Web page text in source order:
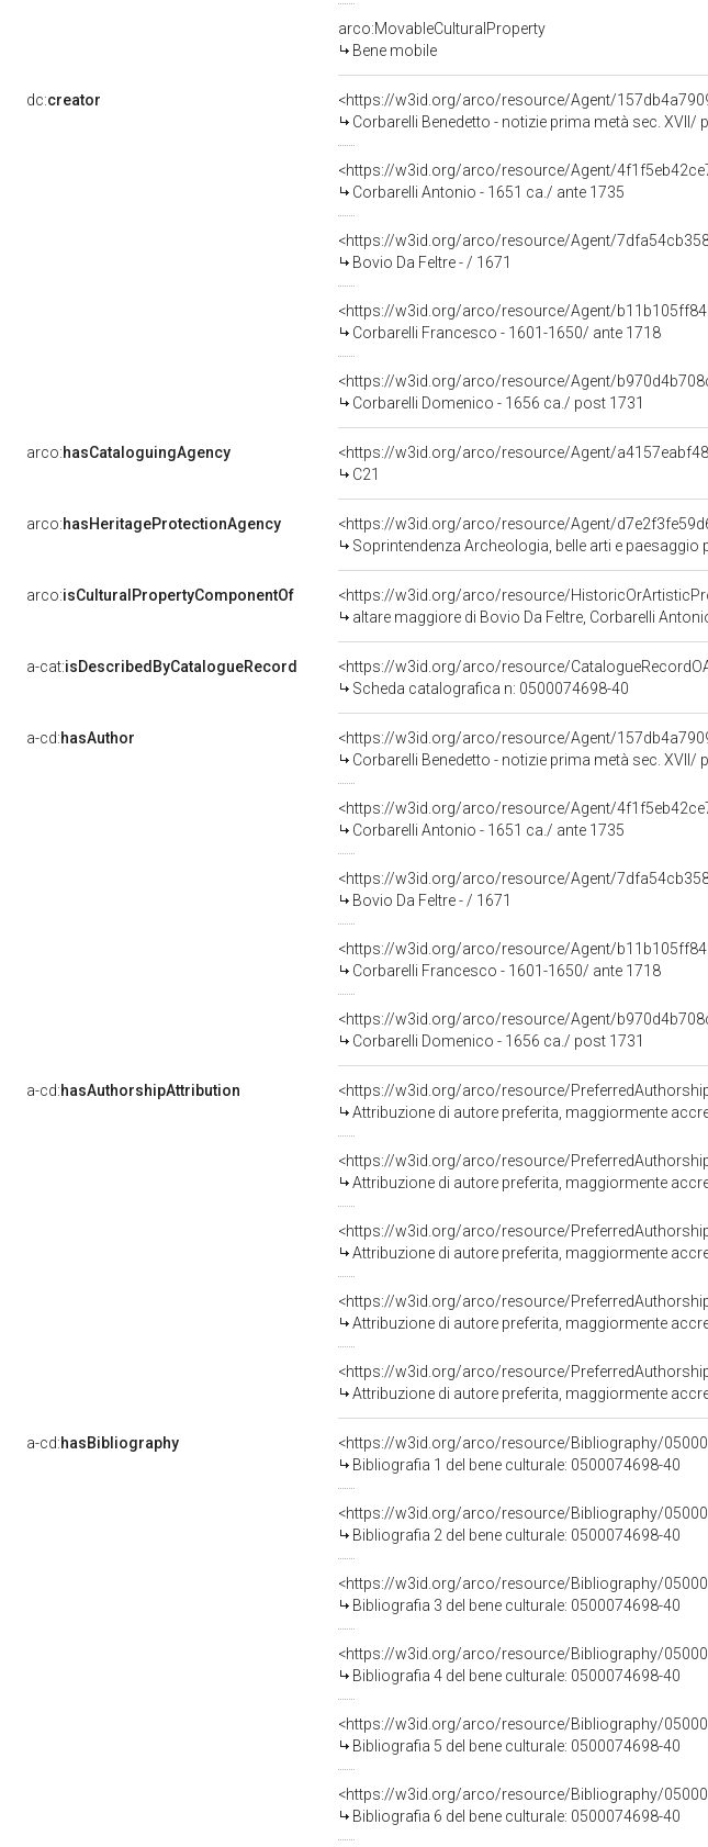
arco:MovableCulturalProperty
Bene mobile
dc:creator
<https://w3id.org/arco/resource/Agent/
Corbarelli Benedetto - notizie prima metà sec. XVII/
<https://w3id.org/arco/resource/Agent/
Corbarelli Antonio - 1651 ca./ ante 1735
<https://w3id.org/arco/resource/Agent/
Bovio Da Feltre - / 1671
<https://w3id.org/arco/resource/Agent/
Corbarelli Francesco - 1601-1650/ ante 1718
<https://w3id.org/arco/resource/Agent/
Corbarelli Domenico - 1656 ca./ post 1731
arco:hasCataloguingAgency
<https://w3id.org/arco/resource/Agent/
C21
arco:hasHeritageProtectionAgency
<https://w3id.org/arco/resource/Agent/
Soprintendenza Archeologia, belle arti e paesaggio
arco:isCulturalPropertyComponentOf
<https://w3id.org/arco/resource/
altare maggiore di Bovio Da Feltre, Corbarelli
a-cat:isDescribedByCatalogueRecord
<https://w3id.org/arco/resource/
Scheda catalografica n: 0500074698-40
a-cd:hasAuthor
<https://w3id.org/arco/resource/Agent/
Corbarelli Benedetto - notizie prima metà sec. XVII/
<https://w3id.org/arco/resource/Agent/
Corbarelli Antonio - 1651 ca./ ante 1735
<https://w3id.org/arco/resource/Agent/
Bovio Da Feltre - / 1671
<https://w3id.org/arco/resource/Agent/
Corbarelli Francesco - 1601-1650/ ante 1718
<https://w3id.org/arco/resource/Agent/
Corbarelli Domenico - 1656 ca./ post 1731
a-cd:hasAuthorshipAttribution
<https://w3id.org/arco/resource/
Attribuzione di autore preferita, maggiormente
<https://w3id.org/arco/resource/
Attribuzione di autore preferita, maggiormente
<https://w3id.org/arco/resource/
Attribuzione di autore preferita, maggiormente
<https://w3id.org/arco/resource/
Attribuzione di autore preferita, maggiormente
<https://w3id.org/arco/resource/
Attribuzione di autore preferita, maggiormente
a-cd:hasBibliography
<https://w3id.org/arco/resource/Bibliography/
Bibliografia 1 del bene culturale: 0500074698-40
<https://w3id.org/arco/resource/Bibliography/
Bibliografia 2 del bene culturale: 0500074698-40
<https://w3id.org/arco/resource/Bibliography/
Bibliografia 3 del bene culturale: 0500074698-40
<https://w3id.org/arco/resource/Bibliography/
Bibliografia 4 del bene culturale: 0500074698-40
<https://w3id.org/arco/resource/Bibliography/
Bibliografia 5 del bene culturale: 0500074698-40
<https://w3id.org/arco/resource/Bibliography/
Bibliografia 6 del bene culturale: 0500074698-40